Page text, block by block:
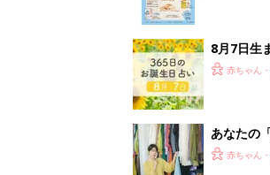
8月7日生
赤ちゃん
あなたの
スタイリ
赤ちゃん